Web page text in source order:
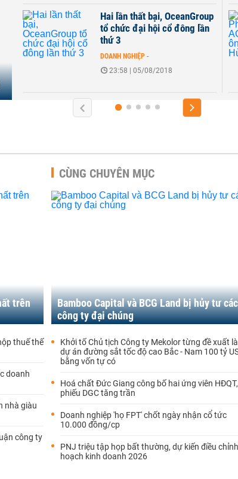
Hai lần thất bại, OceanGroup
tổ chức đại hội cổ đông lần
thứ 3
DOANH NGHIỆP -
23:58 | 05/08/2018
trên
thuế thế
doanh
nhà giàu
công ty
CÙNG CHUYÊN MỤC
Bamboo Capital và BCG Land bị hủy tư
công ty đại chúng
Khởi tố Chủ tịch Công ty Mekolor từng đề xuất
dự án đường sắt tốc độ cao Bắc - Nam 100 tỷ
bằng vốn tự có
Hoá chất Đức Giang công bố hai ứng viên
phiếu DGC tăng trần
Doanh nghiệp 'họ FPT' chốt ngày nhận cổ tức
10.000 đồng/cp
PNJ triệu tập họp bất thường, dự kiến điều
hoạch kinh doanh 2026